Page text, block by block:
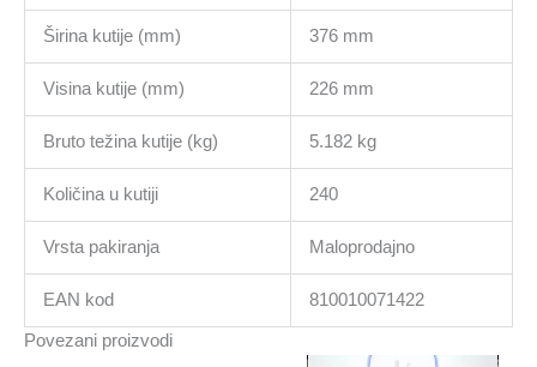
Širina kutije (mm) 376 mm
Visina kutije (mm) 226 mm
Bruto težina kutije (kg) 5.182 kg
Količina u kutiji 240
Vrsta pakiranja Maloprodajno
EAN kod 810010071422
Povezani proizvodi